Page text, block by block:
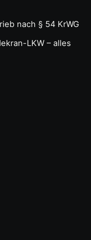
nach § 54 KrWG
LKW – alles